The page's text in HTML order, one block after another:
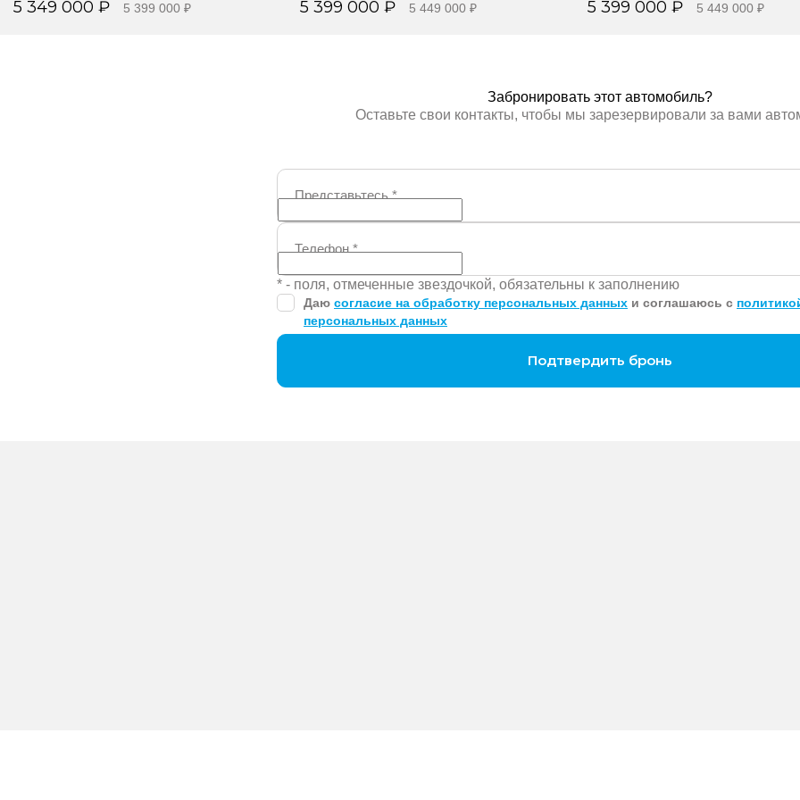
5 349 000 ₽ 5 399 000 ₽ 5 399 000 ₽ 5 449 000 ₽ 5 399 000 ₽ 5 449 000 ₽
Забронировать этот автомобиль?
Оставьте свои контакты, чтобы мы зарезервировали за вами
Представьтесь*
Телефон*
* - поля, отмеченные звездочкой, обязательны к заполнению
Даю согласие на обработку персональных данных и соглашаюсь с
персональных данных
Подтвердить бронь